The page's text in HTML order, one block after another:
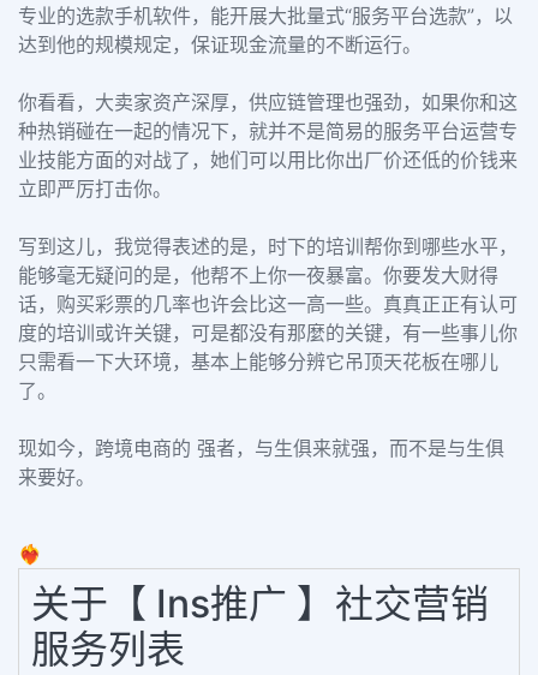
专业的选款手机软件，能开展大批量式“服务平台选款”，以
达到他的规模规定，保证现金流量的不断运行。
你看看，大卖家资产深厚，供应链管理也强劲，如果你和这
种热销碰在一起的情况下，就并不是简易的服务平台运营专
业技能方面的对战了，她们可以用比你出厂价还低的价钱来
立即严厉打击你。
写到这儿，我觉得表述的是，时下的培训帮你到哪些水平，
能够毫无疑问的是，他帮不上你一夜暴富。你要发大财得
话，购买彩票的几率也许会比这一高一些。真真正正有认可
度的培训或许关键，可是都没有那麼的关键，有一些事儿你
只需看一下大环境，基本上能够分辨它吊顶天花板在哪儿
了。
现如今，跨境电商的 强者，与生俱来就强，而不是与生俱
来要好。
❤️‍🔥
关于【 Ins推广 】社交营销
服务列表